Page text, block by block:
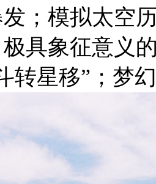
；模拟太空
具象征意义
转星移”；梦